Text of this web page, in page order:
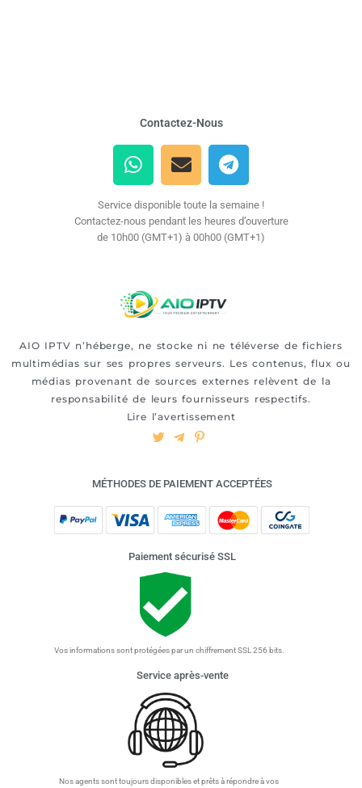
Contactez-Nous
Service disponible toute la semaine !
Contactez-nous pendant les heures d’ouverture
de 10h00 (GMT+1) à 00h00 (GMT+1)
AIO IPTV n’héberge, ne stocke ni ne téléverse de fichiers
multimédias sur ses propres serveurs. Les contenus, flux ou
médias provenant de sources externes relèvent de la
responsabilité de leurs fournisseurs respectifs.
Lire l’avertissement
MÉTHODES DE PAIEMENT ACCEPTÉES
Paiement sécurisé SSL
Vos informations sont protégées par un chiffrement SSL 256 bits.
Service après-vente
Nos agents sont toujours disponibles et prêts à répondre à vos